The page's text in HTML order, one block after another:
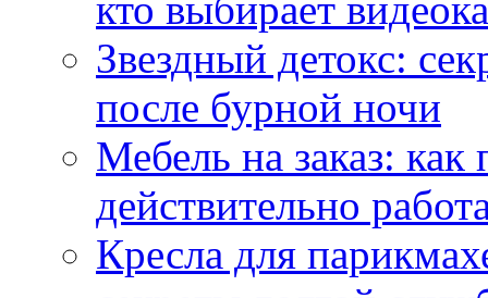
Звездный детокс:
после бурной ночи
Мебель на заказ:
действительно
Кресла для